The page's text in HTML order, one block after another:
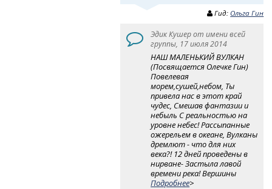
Гид: Ольга Гин
Эдик Кушер от имени всей
группы, 17 июля 2014
НАШ МАЛЕНЬКИЙ ВУЛКАН
(Посвящается Олечке Гин)
Повелевая
морем,сушей,небом, Ты
привела нас в этот край
чудес, Смешав фантазии и
небыль С реальностью на
уровне небес! Рассыпанные
ожерельем в океане, Вулканы
дремлют - что для них
века?! 12 дней проведены в
нирване- Застыла лавой
времени река! Вершины
Подробнее>